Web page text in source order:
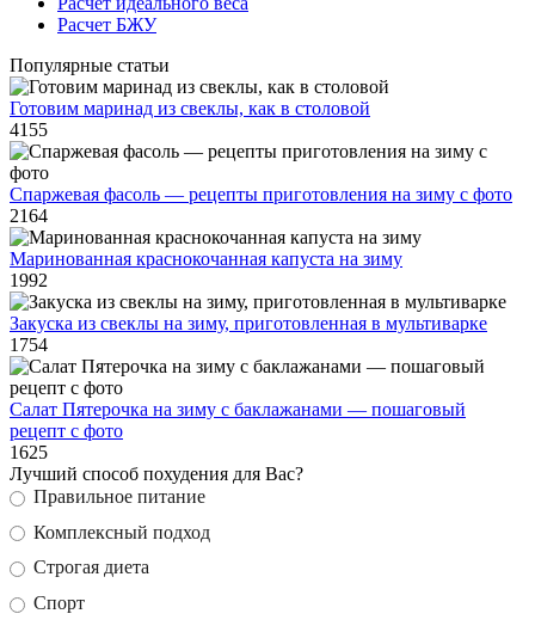
Расчет БЖУ
Популярные статьи
Готовим маринад из свеклы, как в столовой
4155
Спаржевая фасоль — рецепты приготовления на зиму с фото
2164
Маринованная краснокочанная капуста на зиму
1992
Закуска из свеклы на зиму, приготовленная в мультиварке
1754
Салат Пятерочка на зиму с баклажанами — пошаговый
рецепт с фото
1625
Лучший способ похудения для Вас?
Правильное питание
Комплексный подход
Строгая диета
Спорт